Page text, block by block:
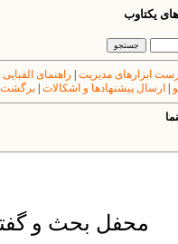
یکتاوب
ابزارهای مدیریت راهنمای الفبایی
ارسال پیشنهادها و اشکالات برگشت
: محفل بحث و